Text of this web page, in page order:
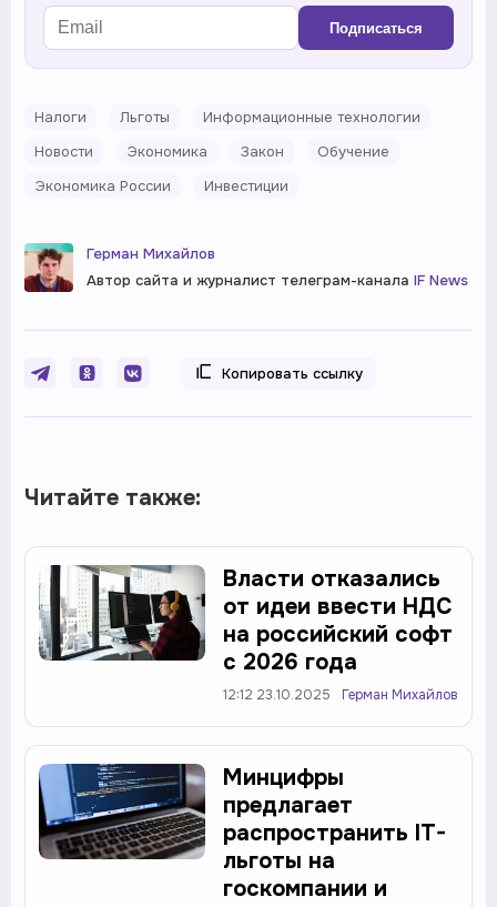
Подписаться
Налоги Льготы
Информационные технологии
Новости
Экономика Закон
Обучение
Экономика России
Инвестиции
Герман Михайлов
Автор сайта и журналист телеграм-канала IF News
Копировать ссылку
Читайте также:
Власти отказались
от идеи ввести НДС
на российский софт
с 2026 года
12:12 23.10.2025 Герман Михайлов
Минцифры
предлагает
распространить IT-
льготы на
госкомпании и